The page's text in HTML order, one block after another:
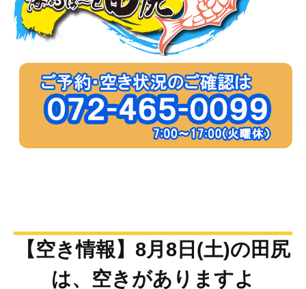
【空き情報】8月8日(土)の田尻
は、空きがありますよ